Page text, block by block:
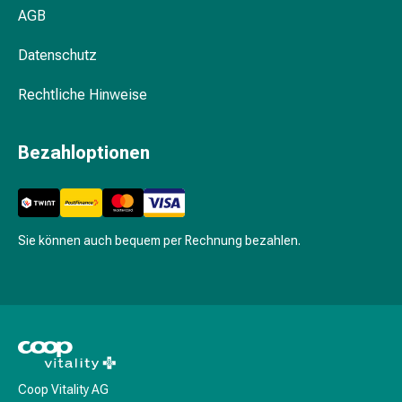
die
&
Bürsten
&
Kämme
Haarwasser
Shampoo
AGB
Datenschutz
Rechtliche Hinweise
Bezahloptionen
Sie können auch bequem per Rechnung bezahlen.
Coop Vitality AG